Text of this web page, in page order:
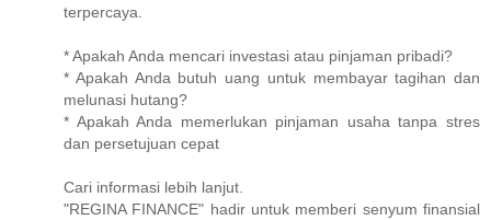
terpercaya.
* Apakah Anda mencari investasi atau pinjaman pribadi?
* Apakah Anda butuh uang untuk membayar tagihan dan
melunasi hutang?
* Apakah Anda memerlukan pinjaman usaha tanpa stres
dan persetujuan cepat
Cari informasi lebih lanjut.
"REGINA FINANCE" hadir untuk memberi senyum finansial